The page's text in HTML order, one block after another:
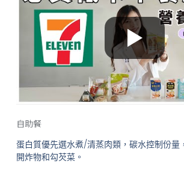
自助餐
蛋白質優先選水煮/清蒸肉類，碳水控制份量
開炸物和勾芡菜。